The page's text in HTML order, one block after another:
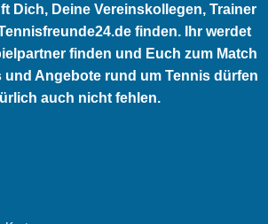
Dich, Deine Vereinskollegen, Trainer
finden. Ihr werdet
finden und Euch zum Match
und Angebote rund um Tennis dürfen
auch nicht fehlen.